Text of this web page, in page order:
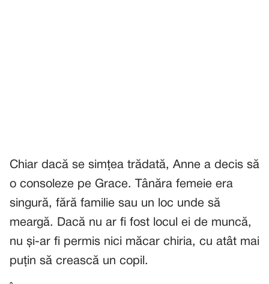
Chiar dacă se simțea trădată, Anne a decis să
o consoleze pe Grace. Tânăra femeie era
singură, fără familie sau un loc unde să
meargă. Dacă nu ar fi fost locul ei de muncă,
nu și-ar fi permis nici măcar chiria, cu atât mai
puțin să crească un copil.